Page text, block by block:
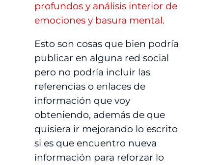
profundos y análisis interior de
emociones y basura mental.
Esto son cosas que bien podría
publicar en alguna red social
pero no podría incluir las
referencias o enlaces de
información que voy
obteniendo, además de que
quisiera ir mejorando lo escrito
si es que encuentro nueva
información para reforzar lo